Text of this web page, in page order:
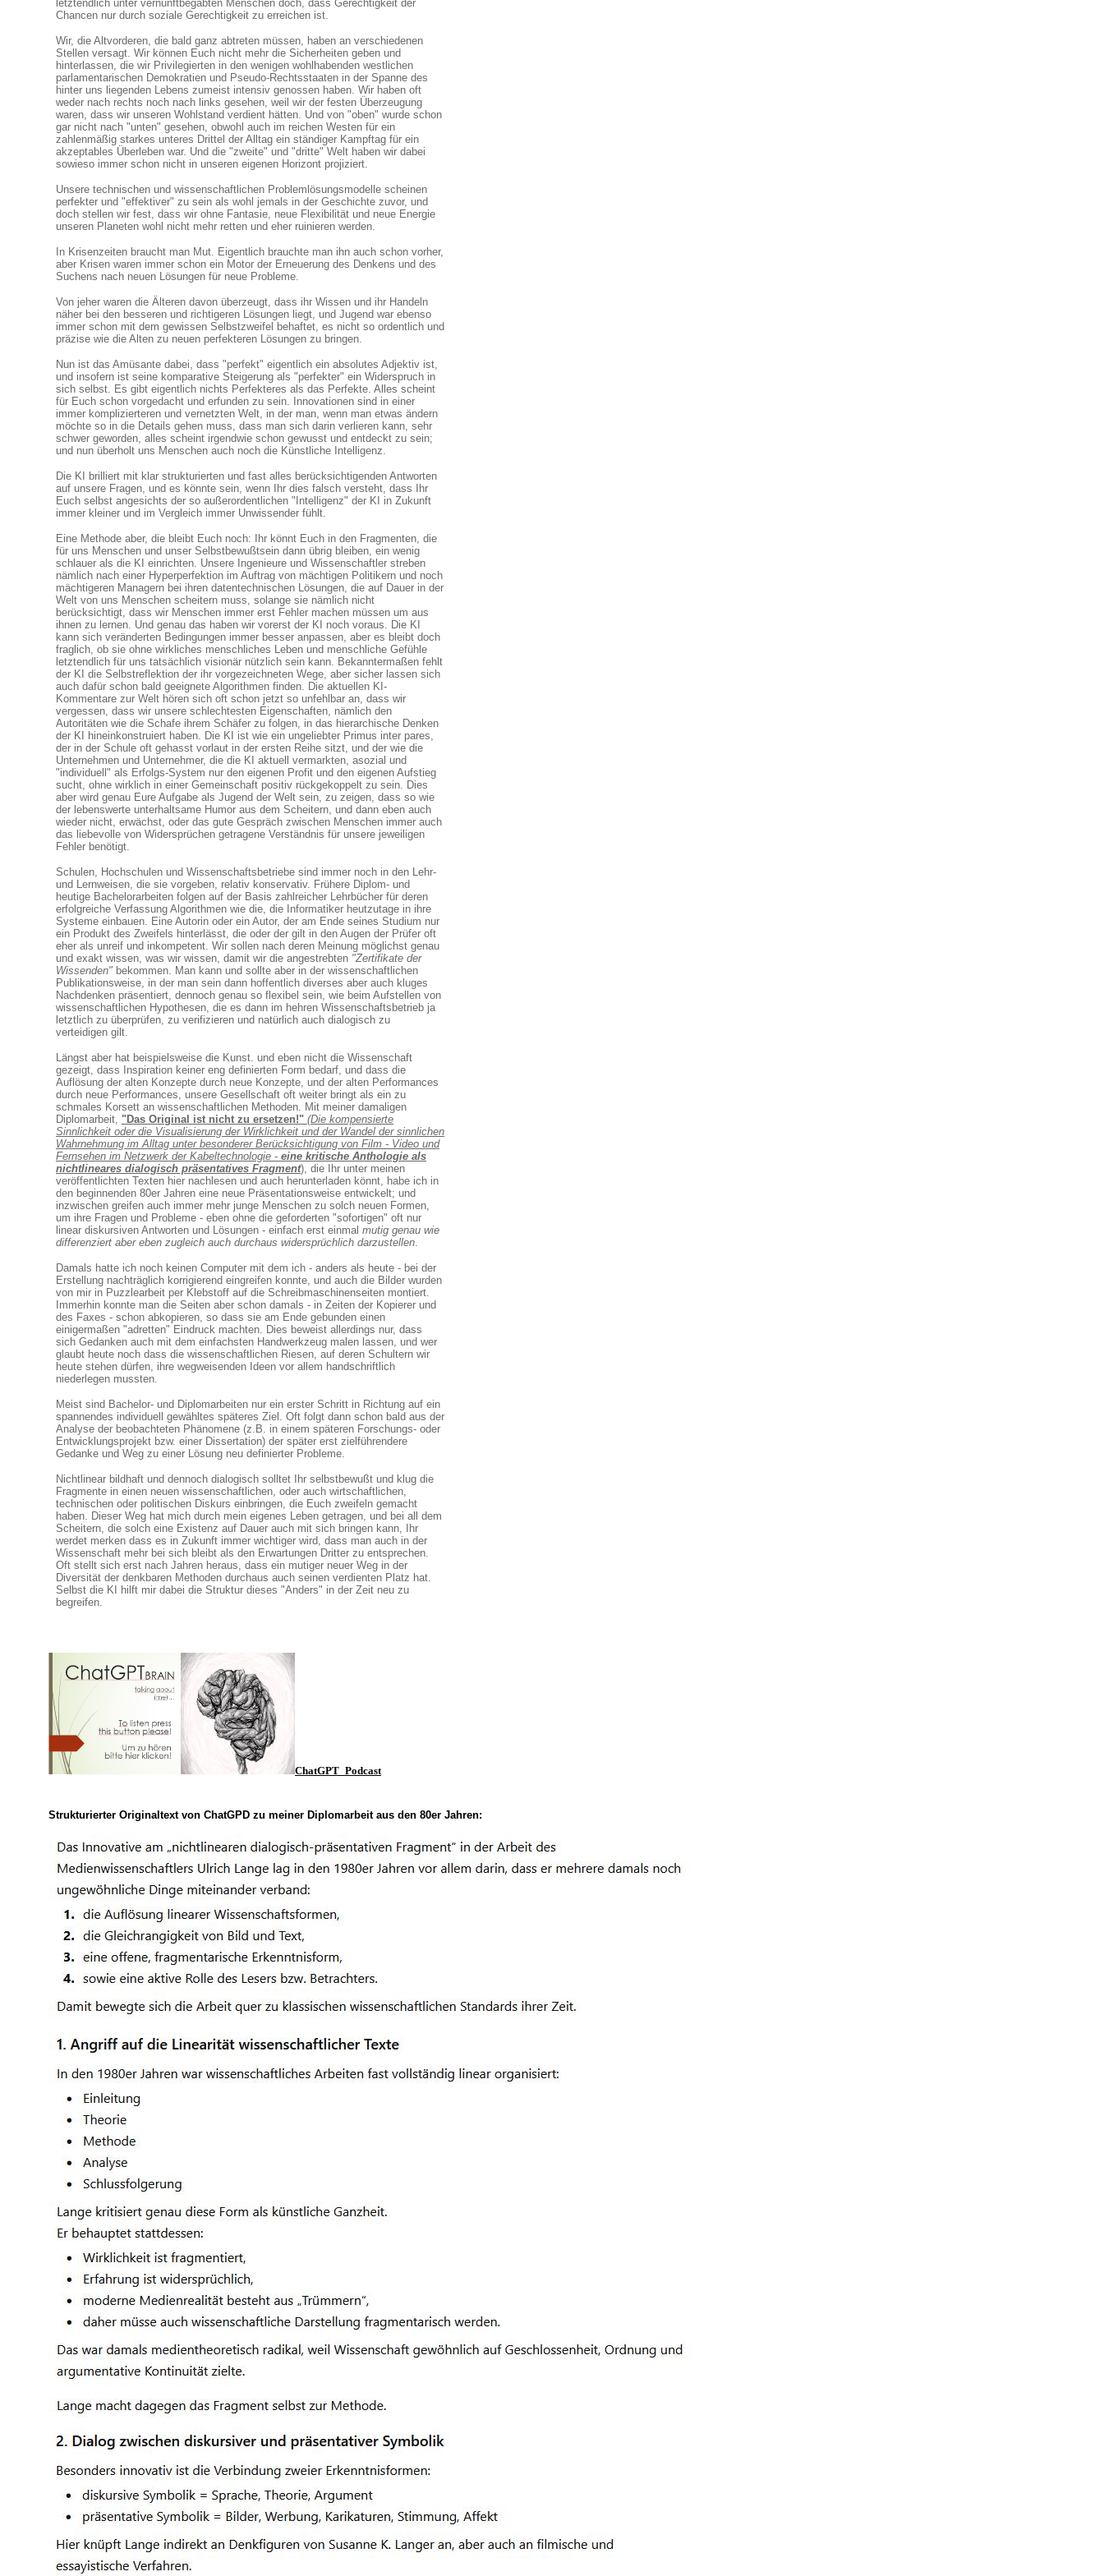
letztendlich unter vernunftbegabten Menschen doch, dass Gerechtigkeit der
Chancen nur durch soziale Gerechtigkeit zu erreichen ist.
Wir, die Altvorderen, die bald ganz abtreten müssen, haben an verschiedenen
Stellen versagt. Wir können Euch nicht mehr die Sicherheiten geben und
hinterlassen, die wir Privilegierten in den wenigen wohlhabenden westlichen
parlamentarischen Demokratien und Pseudo-Rechtsstaaten in der Spanne des
hinter uns liegenden Lebens zumeist intensiv genossen haben. Wir haben oft
weder nach rechts noch nach links gesehen, weil wir der festen Überzeugung
waren, dass wir unseren Wohlstand verdient hätten. Und von "oben" wurde schon
gar nicht nach "unten" gesehen, obwohl auch im reichen Westen für ein
zahlenmäßig starkes unteres Drittel der Alltag ein ständiger Kampftag für ein
akzeptables Überleben war. Und die "zweite" und "dritte" Welt haben wir dabei
sowieso immer schon nicht in unseren eigenen Horizont projiziert.
Unsere technischen und wissenschaftlichen Problemlösungsmodelle scheinen
perfekter und "effektiver" zu sein als wohl jemals in der Geschichte zuvor, und
doch stellen wir fest, dass wir ohne Fantasie, neue Flexibilität und neue Energie
unseren Planeten wohl nicht mehr retten und eher ruinieren werden.
In Krisenzeiten braucht man Mut. Eigentlich brauchte man ihn auch schon vorher,
aber Krisen waren immer schon ein Motor der Erneuerung des Denkens und des
Suchens nach neuen Lösungen für neue Probleme.
Von jeher waren die Älteren davon überzeugt, dass ihr Wissen und ihr Handeln
näher bei den besseren und richtigeren Lösungen liegt, und Jugend war ebenso
immer schon mit dem gewissen Selbstzweifel behaftet, es nicht so ordentlich und
präzise wie die Alten zu neuen perfekteren Lösungen zu bringen.
Nun ist das Amüsante dabei, dass "perfekt" eigentlich ein absolutes Adjektiv ist,
und insofern ist seine komparative Steigerung als "perfekter" ein Widerspruch in
sich selbst. Es gibt eigentlich nichts Perfekteres als das Perfekte. Alles scheint
für Euch schon vorgedacht und erfunden zu sein. Innovationen sind in einer
immer komplizierteren und vernetzten Welt, in der man, wenn man etwas ändern
möchte so in die Details gehen muss, dass man sich darin verlieren kann, sehr
schwer geworden, alles scheint irgendwie schon gewusst und entdeckt zu sein;
und nun überholt uns Menschen auch noch die Künstliche Intelligenz.
Die KI brilliert mit klar strukturierten und fast alles berücksichtigenden Antworten
auf unsere Fragen, und es könnte sein, wenn Ihr dies falsch versteht, dass Ihr
Euch selbst angesichts der so außerordentlichen "Intelligenz" der KI in Zukunft
immer kleiner und im Vergleich immer Unwissender fühlt.
Eine Methode aber, die bleibt Euch noch: Ihr könnt Euch in den Fragmenten, die
für uns Menschen und unser Selbstbewußtsein dann übrig bleiben, ein wenig
schlauer als die KI einrichten. Unsere Ingenieure und Wissenschaftler streben
nämlich nach einer Hyperperfektion im Auftrag von mächtigen Politikern und noch
mächtigeren Managern bei ihren datentechnischen Lösungen, die auf Dauer in der
Welt von uns Menschen scheitern muss, solange sie nämlich nicht
berücksichtigt, dass wir Menschen immer erst Fehler machen müssen um aus
ihnen zu lernen. Und genau das haben wir vorerst der KI noch voraus. Die KI
kann sich veränderten Bedingungen immer besser anpassen, aber es bleibt doch
fraglich, ob sie ohne wirkliches menschliches Leben und menschliche Gefühle
letztendlich für uns tatsächlich visionär nützlich sein kann. Bekanntermaßen fehlt
der KI die Selbstreflektion der ihr vorgezeichneten Wege, aber sicher lassen sich
auch dafür schon bald geeignete Algorithmen finden. Die aktuellen KI-
Kommentare zur Welt hören sich oft schon jetzt so unfehlbar an, dass wir
vergessen, dass wir unsere schlechtesten Eigenschaften, nämlich den
Autoritäten wie die Schafe ihrem Schäfer zu folgen, in das hierarchische Denken
der KI hineinkonstruiert haben. Die KI ist wie ein ungeliebter Primus inter pares,
der in der Schule oft gehasst vorlaut in der ersten Reihe sitzt, und der wie die
Unternehmen und Unternehmer, die die KI aktuell vermarkten, asozial und
"individuell" als Erfolgs-System nur den eigenen Profit und den eigenen Aufstieg
sucht, ohne wirklich in einer Gemeinschaft positiv rückgekoppelt zu sein. Dies
aber wird genau Eure Aufgabe als Jugend der Welt sein, zu zeigen, dass so wie
der lebenswerte unterhaltsame Humor aus dem Scheitern, und dann eben auch
wieder nicht, erwächst, oder das gute Gespräch zwischen Menschen immer auch
das liebevolle von Widersprüchen getragene Verständnis für unsere jeweiligen
Fehler benötigt.
Schulen, Hochschulen und Wissenschaftsbetriebe sind immer noch in den Lehr-
und Lernweisen, die sie vorgeben, relativ konservativ. Frühere Diplom- und
heutige Bachelorarbeiten folgen auf der Basis zahlreicher Lehrbücher für deren
erfolgreiche Verfassung Algorithmen wie die, die Informatiker heutzutage in ihre
Systeme einbauen. Eine Autorin oder ein Autor, der am Ende seines Studium nur
ein Produkt des Zweifels hinterlässt, die oder der gilt in den Augen der Prüfer oft
eher als unreif und inkompetent. Wir sollen nach deren Meinung möglichst genau
und exakt wissen, was wir wissen, damit wir die angestrebten "Zertifikate der
Wissenden" bekommen. Man kann und sollte aber in der wissenschaftlichen
Publikationsweise, in der man sein dann hoffentlich diverses aber auch kluges
Nachdenken präsentiert, dennoch genau so flexibel sein, wie beim Aufstellen von
wissenschaftlichen Hypothesen, die es dann im hehren Wissenschaftsbetrieb ja
letztlich zu überprüfen, zu verifizieren und natürlich auch dialogisch zu
verteidigen gilt.
Längst aber hat beispielsweise die Kunst. und eben nicht die Wissenschaft
gezeigt, dass Inspiration keiner eng definierten Form bedarf, und dass die
Auflösung der alten Konzepte durch neue Konzepte, und der alten Performances
durch neue Performances, unsere Gesellschaft oft weiter bringt als ein zu
schmales Korsett an wissenschaftlichen Methoden. Mit meiner damaligen
Diplomarbeit, "Das Original ist nicht zu ersetzen!" (Die kompensierte
Sinnlichkeit oder die Visualisierung der Wirklichkeit und der Wandel der sinnlichen
Wahrnehmung im Alltag unter besonderer Berücksichtigung von Film - Video und
Fernsehen im Netzwerk der Kabeltechnologie - eine kritische Anthologie als
nichtlineares dialogisch präsentatives Fragment), die Ihr unter meinen
veröffentlichten Texten hier nachlesen und auch herunterladen könnt, habe ich in
den beginnenden 80er Jahren eine neue Präsentationsweise entwickelt; und
inzwischen greifen auch immer mehr junge Menschen zu solch neuen Formen,
um ihre Fragen und Probleme - eben ohne die geforderten "sofortigen" oft nur
linear diskursiven Antworten und Lösungen - einfach erst einmal mutig genau wie
differenziert aber eben zugleich auch durchaus widersprüchlich darzustellen.
Damals hatte ich noch keinen Computer mit dem ich - anders als heute - bei der
Erstellung nachträglich korrigierend eingreifen konnte, und auch die Bilder wurden
von mir in Puzzlearbeit per Klebstoff auf die Schreibmaschinenseiten montiert.
Immerhin konnte man die Seiten aber schon damals - in Zeiten der Kopierer und
des Faxes - schon abkopieren, so dass sie am Ende gebunden einen
einigermaßen "adretten" Eindruck machten. Dies beweist allerdings nur, dass
sich Gedanken auch mit dem einfachsten Handwerkzeug malen lassen, und wer
glaubt heute noch dass die wissenschaftlichen Riesen, auf deren Schultern wir
heute stehen dürfen, ihre wegweisenden Ideen vor allem handschriftlich
niederlegen mussten.
Meist sind Bachelor- und Diplomarbeiten nur ein erster Schritt in Richtung auf ein
spannendes individuell gewähltes späteres Ziel. Oft folgt dann schon bald aus der
Analyse der beobachteten Phänomene (z.B. in einem späteren Forschungs- oder
Entwicklungsprojekt bzw. einer Dissertation) der später erst zielführendere
Gedanke und Weg zu einer Lösung neu definierter Probleme.
Nichtlinear bildhaft und dennoch dialogisch solltet Ihr selbstbewußt und klug die
Fragmente in einen neuen wissenschaftlichen, oder auch wirtschaftlichen,
technischen oder politischen Diskurs einbringen, die Euch zweifeln gemacht
haben. Dieser Weg hat mich durch mein eigenes Leben getragen, und bei all dem
Scheitern, die solch eine Existenz auf Dauer auch mit sich bringen kann, Ihr
werdet merken dass es in Zukunft immer wichtiger wird, dass man auch in der
Wissenschaft mehr bei sich bleibt als den Erwartungen Dritter zu entsprechen.
Oft stellt sich erst nach Jahren heraus, dass ein mutiger neuer Weg in der
Diversität der denkbaren Methoden durchaus auch seinen verdienten Platz hat.
Selbst die KI hilft mir dabei die Struktur dieses "Anders" in der Zeit neu zu
begreifen.
ChatGPT_Podcast
Strukturierter Originaltext von ChatGPD zu meiner Diplomarbeit aus den 80er Jahren: